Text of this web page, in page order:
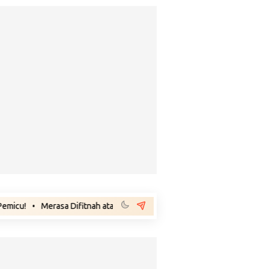
Difitnah atas Tuduhan Kesaksian Palsu, Saksi Terlapor Siapkan